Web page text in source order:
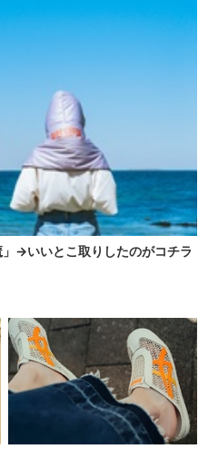
」→いいとこ取りしたのがコチラ